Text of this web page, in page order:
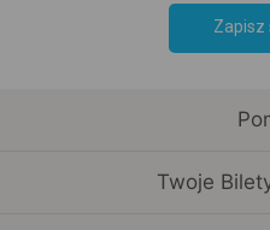
Zapisz
Twoje